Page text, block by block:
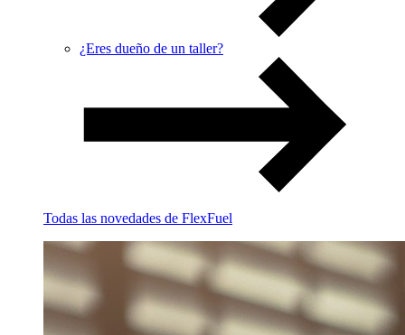
¿Eres dueño de un taller?
Todas las novedades de FlexFuel